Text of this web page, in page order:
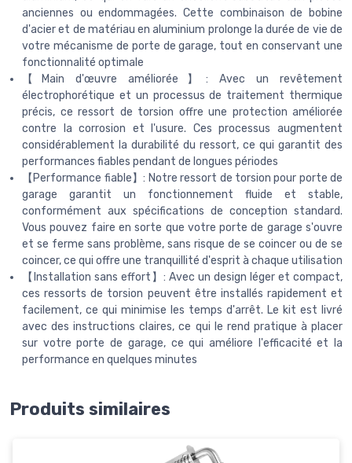
anciennes ou endommagées. Cette combinaison de bobine
d'acier et de matériau en aluminium prolonge la durée de vie de
votre mécanisme de porte de garage, tout en conservant une
fonctionnalité optimale
【Main d'œuvre améliorée】: Avec un revêtement
électrophorétique et un processus de traitement thermique
précis, ce ressort de torsion offre une protection améliorée
contre la corrosion et l'usure. Ces processus augmentent
considérablement la durabilité du ressort, ce qui garantit des
performances fiables pendant de longues périodes
【Performance fiable】: Notre ressort de torsion pour porte de
garage garantit un fonctionnement fluide et stable,
conformément aux spécifications de conception standard.
Vous pouvez faire en sorte que votre porte de garage s'ouvre
et se ferme sans problème, sans risque de se coincer ou de se
coincer, ce qui offre une tranquillité d'esprit à chaque utilisation
【Installation sans effort】: Avec un design léger et compact,
ces ressorts de torsion peuvent être installés rapidement et
facilement, ce qui minimise les temps d'arrêt. Le kit est livré
avec des instructions claires, ce qui le rend pratique à placer
sur votre porte de garage, ce qui améliore l'efficacité et la
performance en quelques minutes
Produits similaires